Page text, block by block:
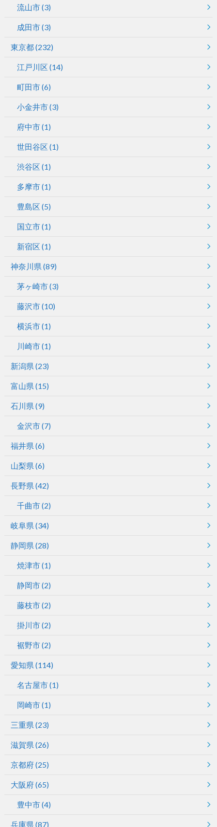
流山市(3)
成田市(3)
東京都(232)
江戸川区 (14)
町田市(6)
小金井市(3)
府中市(1)
世田谷区 (1)
渋谷区 (1)
多摩市(1)
豊島区 (5)
国立市(1)
新宿区 (1)
神奈川県 (89)
茅ヶ崎市(3)
藤沢市(10)
横浜市(1)
川崎市(1)
新潟県 (23)
富山県 (15)
石川県 (9)
金沢市(7)
福井県 (6)
山梨県 (6)
長野県 (42)
千曲市(2)
岐阜県 (34)
静岡県 (28)
焼津市(1)
静岡市(2)
藤枝市(2)
掛川市(2)
裾野市(2)
愛知県 (114)
名古屋市(1)
岡崎市(1)
三重県 (23)
滋賀県 (26)
京都府(25)
大阪府(65)
豊中市(4)
兵庫県 (87)